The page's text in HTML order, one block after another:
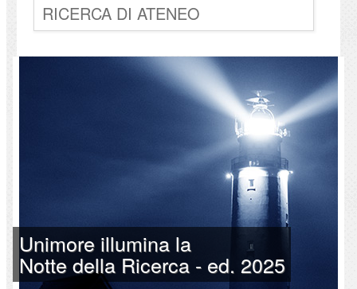
RICERCA DI ATENEO
Unimore illumina la
Notte della Ricerca - ed. 2025